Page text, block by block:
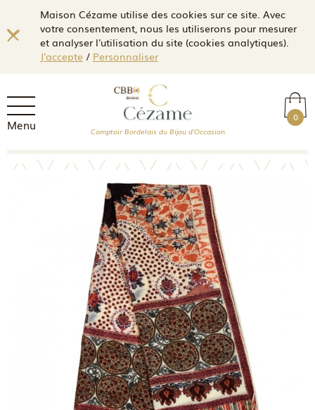
Maison Cézame utilise des cookies sur ce site. Avec
votre consentement, nous les utiliserons pour mesurer
et analyser l'utilisation du site (cookies analytiques).
J'accepte/ Personnaliser
Menu 0
Comptoir Bordelais du Bijou d'Occasion